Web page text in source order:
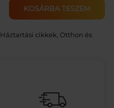
KOSÁRBA TESZEM
Háztartási cikkek Otthon és